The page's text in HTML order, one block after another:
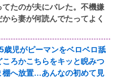
たのが夫にバレた。不機嫌
ら妻が何読んでたってよく
歳児がピーマンをベロベロ舐
ろかこちらをキッと睨みつ
棚へ放置…あんなの初めて見